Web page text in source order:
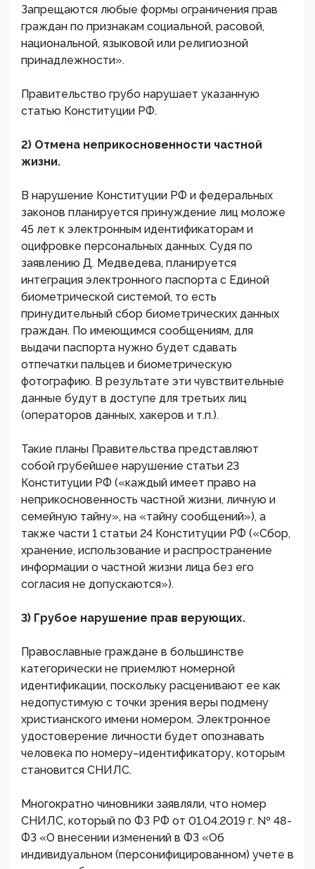
Запрещаются любые формы ограничения прав
граждан по признакам социальной, расовой,
национальной, языковой или религиозной
принадлежности».
Правительство грубо нарушает указанную
статью Конституции РФ.
2) Отмена неприкосновенности частной
жизни.
В нарушение Конституции РФ и федеральных
законов планируется принуждение лиц моложе
45 лет к электронным идентификаторам и
оцифровке персональных данных. Судя по
заявлению Д. Медведева, планируется
интеграция электронного паспорта с Единой
биометрической системой, то есть
принудительный сбор биометрических данных
граждан. По имеющимся сообщениям, для
выдачи паспорта нужно будет сдавать
отпечатки пальцев и биометрическую
фотографию. В результате эти чувствительные
данные будут в доступе для третьих лиц
(операторов данных, хакеров и т.п.).
Такие планы Правительства представляют
собой грубейшее нарушение статьи 23
Конституции РФ («каждый имеет право на
неприкосновенность частной жизни, личную и
семейную тайну», на «тайну сообщений»), а
также части 1 статьи 24 Конституции РФ («Сбор,
хранение, использование и распространение
информации о частной жизни лица без его
согласия не допускаются»).
3) Грубое нарушение прав верующих.
Православные граждане в большинстве
категорически не приемлют номерной
идентификации, поскольку расценивают ее как
недопустимую с точки зрения веры подмену
христианского имени номером. Электронное
удостоверение личности будет опознавать
человека по номеру–идентификатору, которым
становится СНИЛС.
Многократно чиновники заявляли, что номер
СНИЛС, который по ФЗ РФ от 01.04.2019 г. № 48-
ФЗ «О внесении изменений в ФЗ «Об
индивидуальном (персонифицированном) учете в